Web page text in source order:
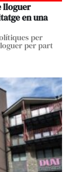
lloguer
en una
per
per part